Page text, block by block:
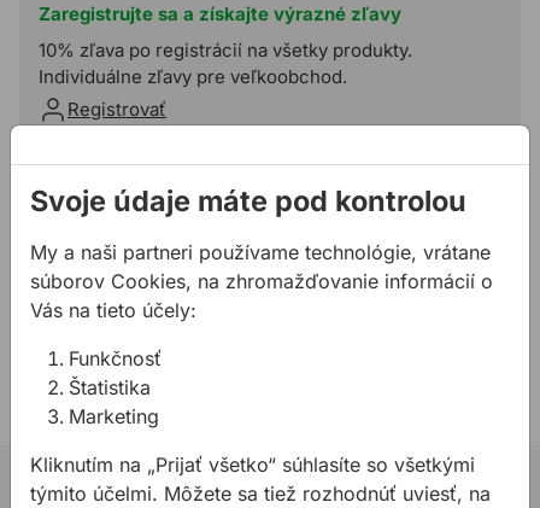
Zaregistrujte sa a získajte výrazné zľavy
10% zľava po registrácií na všetky produkty.
Individuálne zľavy pre veľkoobchod.
Registrovať
Pridať do košíka
Potrebujete poradiť?
02 623 109 20
allmedia@allmedia.sk
allmediasro (po-ne 7-22 h)
02 623 10 920
Svoje údaje máte pod kontrolou
My a naši partneri používame technológie, vrátane
súborov Cookies, na zhromažďovanie informácií o
Vás na tieto účely:
Funkčnosť
Štatistika
Marketing
Kliknutím na „Prijať všetko“ súhlasíte so všetkými
týmito účelmi. Môžete sa tiež rozhodnúť uviesť, na